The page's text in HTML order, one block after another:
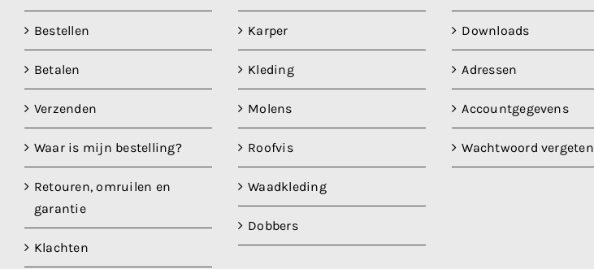
Bestellen
Betalen
Verzenden
Waar is mijn bestelling?
Retouren, omruilen en
garantie
Klachten
Karper
Kleding
Molens
Roofvis
Waadkleding
Dobbers
Downloads
Adressen
Accountgegevens
Wachtwoord vergeten